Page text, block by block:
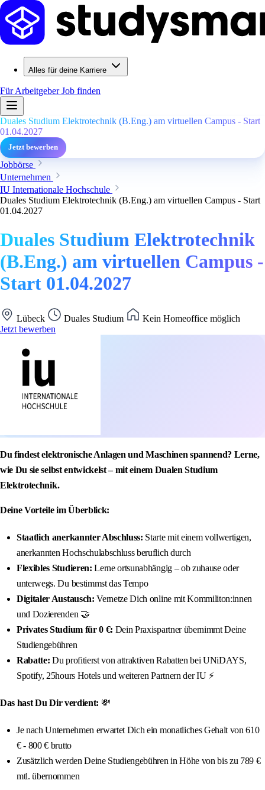
Alles für deine Karriere
Für ArbeitgeberJob finden
Duales Studium Elektrotechnik (B.Eng.) am virtuellen Campus - Start
01.04.2027
Jetzt bewerben
Jobbörse
Unternehmen
IU Internationale Hochschule
Duales Studium Elektrotechnik (B.Eng.) am virtuellen Campus - Start
01.04.2027
Duales Studium Elektrotechnik
(B.Eng.) am virtuellen Campus -
Start 01.04.2027
Lübeck Duales Studium
Kein Homeoffice möglich
Jetzt bewerben
Du findest elektronische Anlagen und Maschinen spannend? Lerne,
wie Du sie selbst entwickelst – mit einem Dualen Studium
Elektrotechnik.
Deine Vorteile im Überblick:
Staatlich anerkannter Abschluss: Starte mit einem vollwertigen,
anerkannten Hochschulabschluss beruflich durch
Flexibles Studieren: Lerne ortsunabhängig – ob zuhause oder
unterwegs. Du bestimmst das Tempo
Digitaler Austausch:Vernetze Dich online mit Kommiliton:innen
und Dozierenden 🤝
Privates Studium für 0 €: Dein Praxispartner übernimmt Deine
Studiengebühren
Rabatte: Du profitierst von attraktiven Rabatten bei UNiDAYS,
Spotify, 25hours Hotels und weiteren Partnern der IU ⚡️
Das hast Du Dir verdient: 💸
Je nach Unternehmen erwartet Dich ein monatliches Gehalt von 610
€ - 800 € brutto
Zusätzlich werden Deine Studiengebühren in Höhe von bis zu 789 €
mtl. übernommen